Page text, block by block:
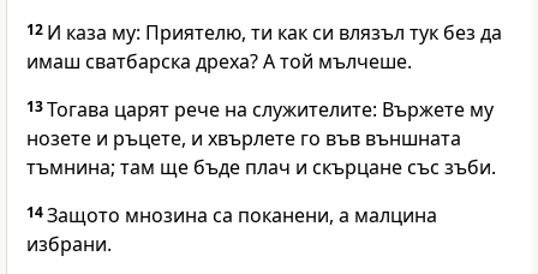
12 И каза му: Приятелю, ти как си влязъл тук без да
имаш сватбарска дреха? А той мълчеше.
13Тогава царят рече на служителите: Вържете му
нозете и ръцете, и хвърлете го във външната
тъмнина; там ще бъде плач и скърцане със зъби.
14Защото мнозина са поканени, а малцина
избрани.